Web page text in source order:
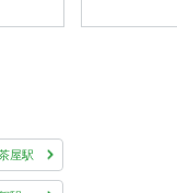
屋駅